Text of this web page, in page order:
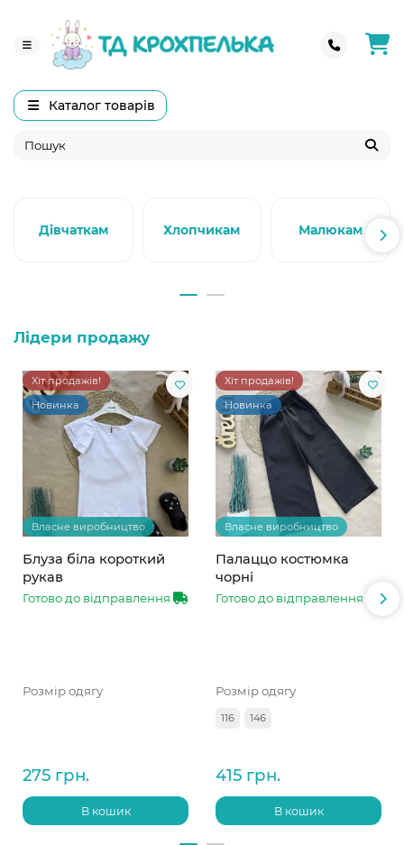
Каталог товарів
Дівчаткам Хлопчикам Малюкам
Лідери продажу
Хіт продажів!
Новинка
Власне виробництво
Блуза біла короткий
рукав
Готово до відправлення
Розмір одягу
275 грн.
В кошик
Хіт продажів!
Новинка
Власне виробництво
Палаццо костюмка
чорні
Готово до відправлення
Розмір одягу
116 146
415 грн.
В кошик